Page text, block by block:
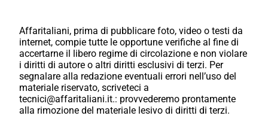
Affaritaliani, prima di pubblicare foto, video o testi da
internet, compie tutte le opportune verifiche al fine di
accertarne il libero regime di circolazione e non violare
i diritti di autore o altri diritti esclusivi di terzi. Per
segnalare alla redazione eventuali errori nell’uso del
materiale riservato, scriveteci a
tecnici@affaritaliani.it.: provvederemo prontamente
alla rimozione del materiale lesivo di diritti di terzi.